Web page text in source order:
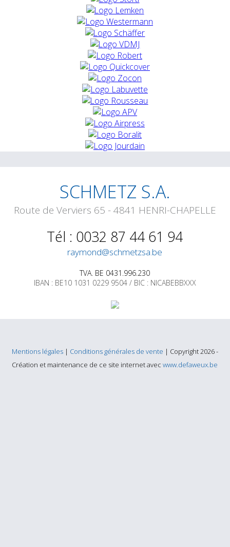
SCHMETZ S.A.
Route de Verviers 65 - 4841 HENRI-CHAPELLE
Tél : 0032 87 44 61 94
raymond@schmetzsa.be
TVA. BE 0431.996.230
IBAN : BE10 1031 0229 9504 / BIC : NICABEBBXXX
Mentions légales | Conditions générales de vente | Copyright 2026 -
Création et maintenance de ce site internet avecwww.defaweux.be